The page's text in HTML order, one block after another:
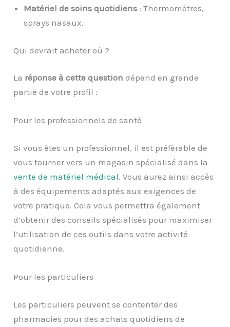
Matériel de soins quotidiens : Thermomètres,
sprays nasaux.
Qui devrait acheter où ?
La réponse à cette question dépend en grande
partie de votre profil :
Pour les professionnels de santé
Si vous êtes un professionnel, il est préférable de
vous tourner vers un magasin spécialisé dans la
vente de matériel médical. Vous aurez ainsi accès
à des équipements adaptés aux exigences de
votre pratique. Cela vous permettra également
d’obtenir des conseils spécialisés pour maximiser
l’utilisation de ces outils dans votre activité
quotidienne.
Pour les particuliers
Les particuliers peuvent se contenter des
pharmacies pour des achats quotidiens de